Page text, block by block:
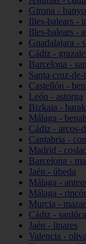
Girona -
Illes-balears -
Illes-balears -
Guadalajara -
Cádiz -
Barcelona -
Santa-cruz-
Castellón -
León - astorga
Bizkaia -
Málaga -
Cádiz - arcos-
Cantabria -
Madrid -
Barcelona -
Jaén - úbeda
Málaga -
Málaga -
Murcia -
Cádiz -
Jaén - linares
Valencia - oliva